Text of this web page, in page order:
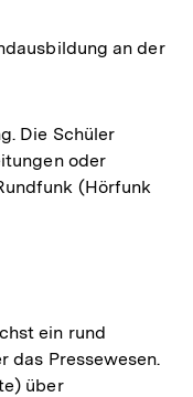
an der
Die Schüler
oder
(Hörfunk
ein rund
das Pressewesen.
über